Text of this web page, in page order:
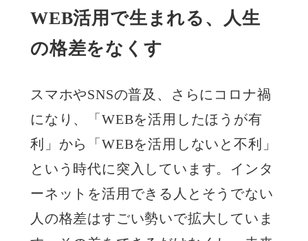
WEB活用で生まれる、人生
の格差をなくす
スマホやSNSの普及、さらにコロナ禍
になり、「WEBを活用したほうが有
利」から「WEBを活用しないと不利」
という時代に突入しています。インタ
ーネットを活用できる人とそうでない
人の格差はすごい勢いで拡大していま